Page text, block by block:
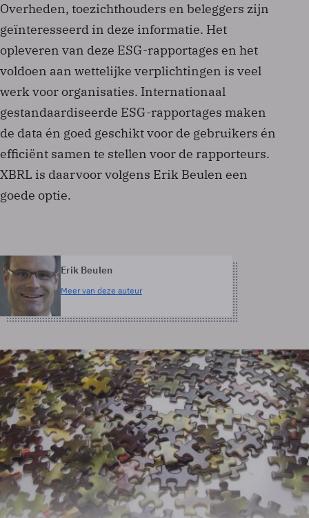
Overheden, toezichthouders en beleggers zijn
geïnteresseerd in deze informatie. Het
opleveren van deze ESG-rapportages en het
voldoen aan wettelijke verplichtingen is veel
werk voor organisaties. Internationaal
gestandaardiseerde ESG-rapportages maken
de data én goed geschikt voor de gebruikers én
efficiënt samen te stellen voor de rapporteurs.
XBRL is daarvoor volgens Erik Beulen een
goede optie.
Erik Beulen
Meer van deze auteur